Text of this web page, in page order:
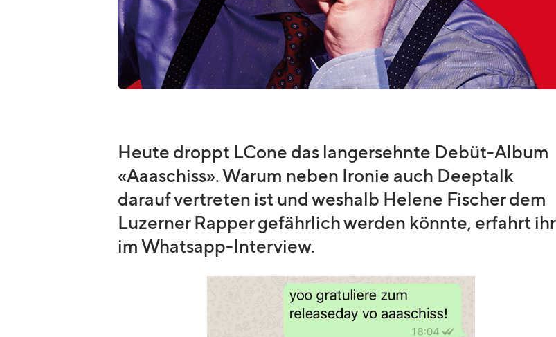
Heute droppt LCone das langersehnte Debüt-Album
«Aaaschiss». Warum neben Ironie auch Deeptalk
darauf vertreten ist und weshalb Helene Fischer dem
Luzerner Rapper gefährlich werden könnte, erfahrt ihr
im Whatsapp-Interview.